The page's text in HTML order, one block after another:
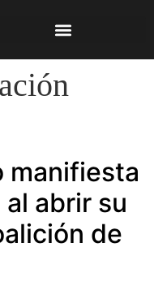
manifiesta
abrir su
de